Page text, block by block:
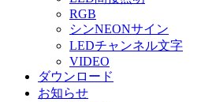
RGB
シンNEONサイン
LEDチャンネル文字
VIDEO
ダウンロード
お知らせ